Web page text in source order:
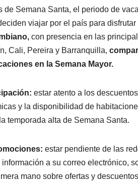
de Semana Santa, el periodo de
viajar por el país para
con presencia en las
Cali, Pereira y Barranquilla,
en la Semana Mayor.
estar atento a los
y la disponibilidad de
temporada alta de Semana Santa.
estar pendiente de las
a su correo electrónico,
mano sobre ofertas y